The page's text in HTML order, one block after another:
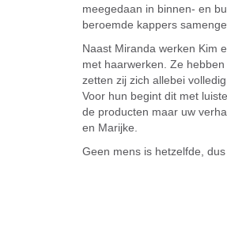
meegedaan in binnen- en
beroemde kappers
Naast Miranda werken Kim
met haarwerken. Ze
zetten zij zich allebei
Voor hun begint dit met
de producten maar uw
en Marijke.
Geen mens is hetzelfde,